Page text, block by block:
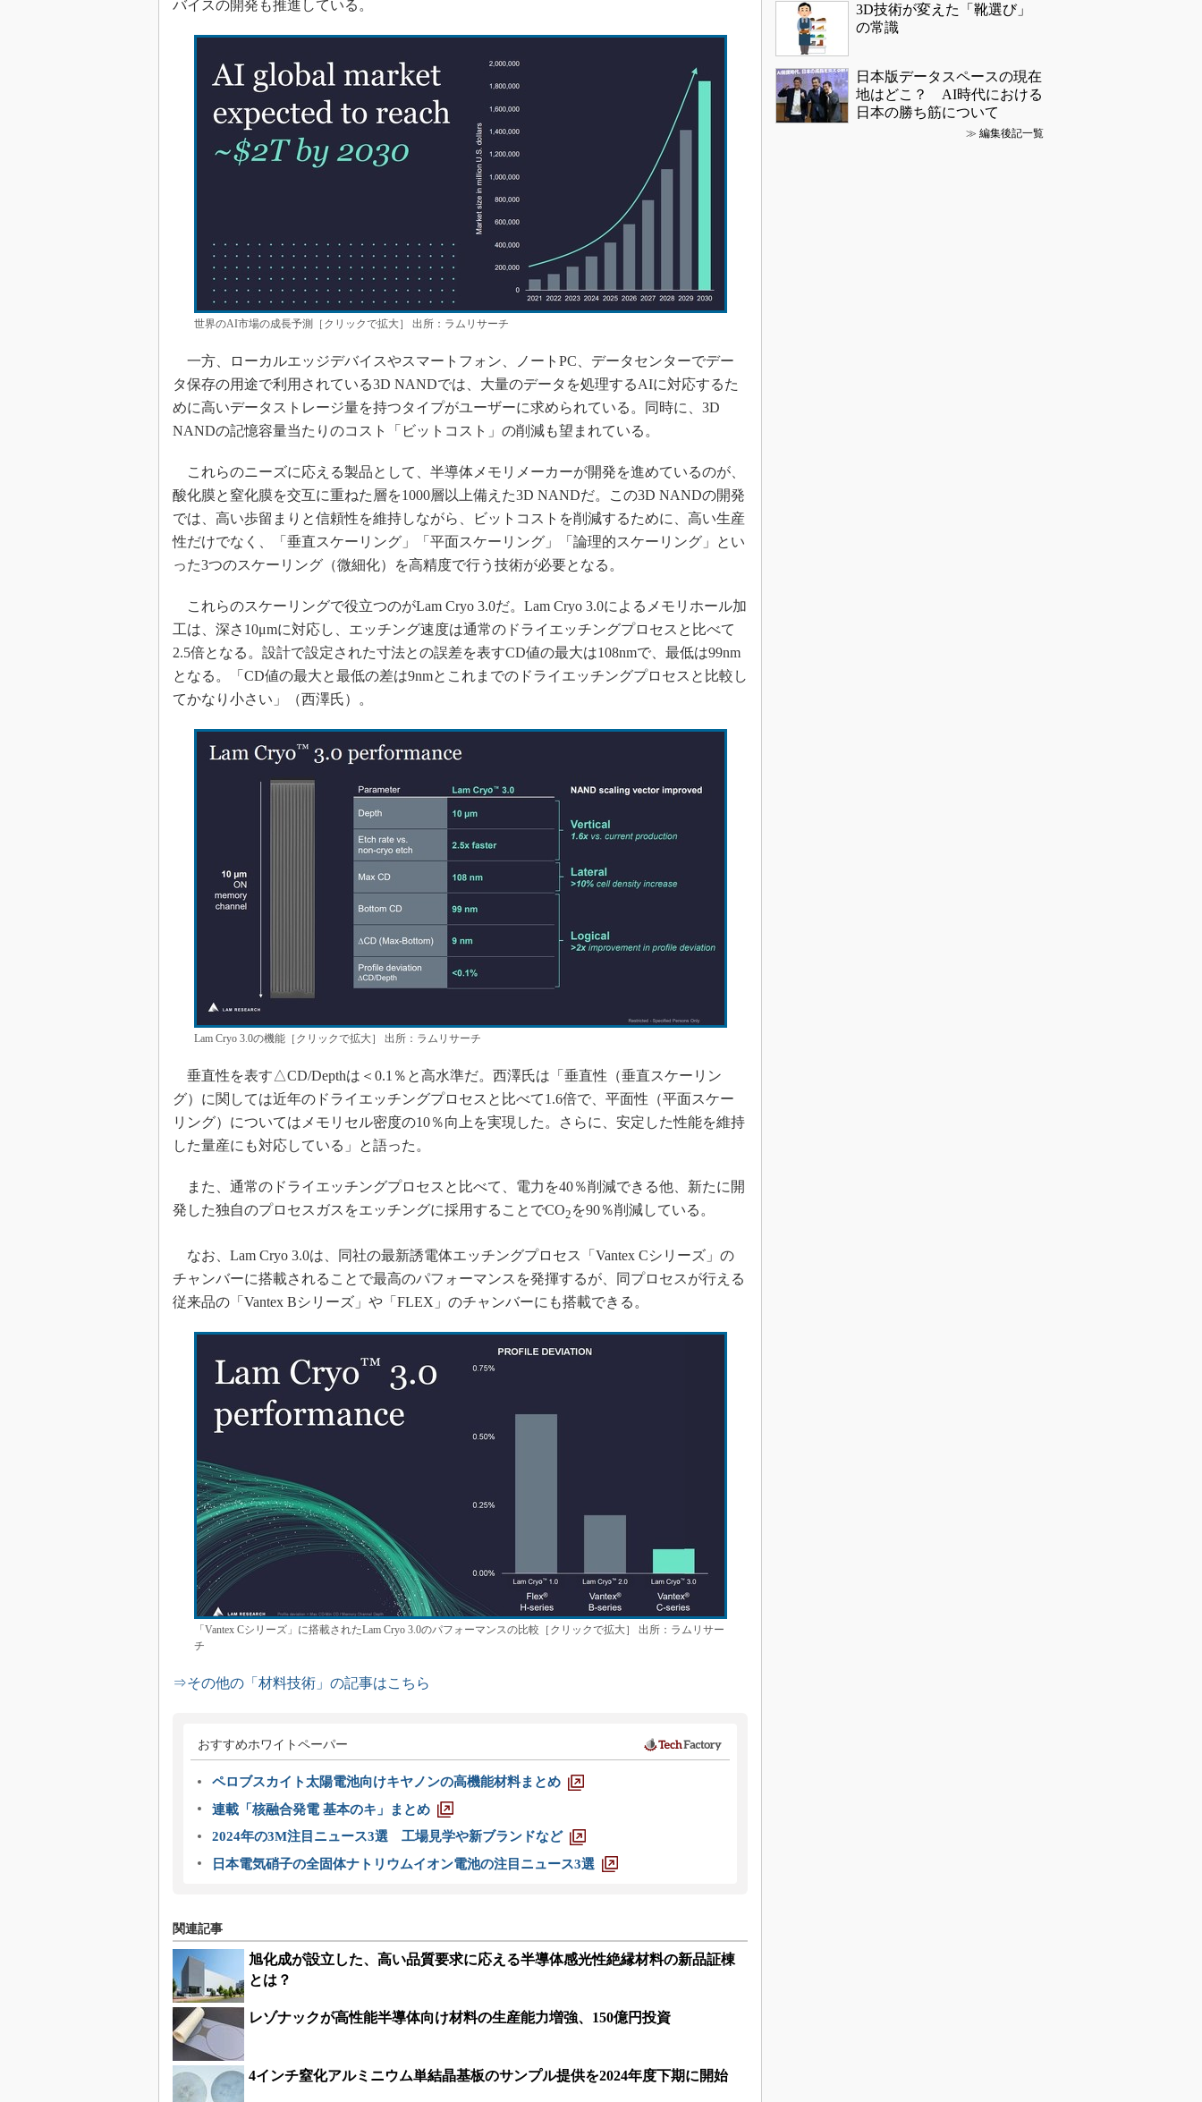
バイスの開発も推進している。
世界のAI市場の成長予測［クリックで拡大］ 出所：ラムリサーチ
一方、ローカルエッジデバイスやスマートフォン、ノートPC、データセンターでデー
タ保存の用途で利用されている3D NANDでは、大量のデータを処理するAIに対応するた
めに高いデータストレージ量を持つタイプがユーザーに求められている。同時に、3D
NANDの記憶容量当たりのコスト「ビットコスト」の削減も望まれている。
これらのニーズに応える製品として、半導体メモリメーカーが開発を進めているのが、
酸化膜と窒化膜を交互に重ねた層を1000層以上備えた3D NANDだ。この3D NANDの開発
では、高い歩留まりと信頼性を維持しながら、ビットコストを削減するために、高い生産
性だけでなく、「垂直スケーリング」「平面スケーリング」「論理的スケーリング」とい
った3つのスケーリング（微細化）を高精度で行う技術が必要となる。
これらのスケーリングで役立つのがLam Cryo 3.0だ。Lam Cryo 3.0によるメモリホール加
工は、深さ10μmに対応し、エッチング速度は通常のドライエッチングプロセスと比べて
2.5倍となる。設計で設定された寸法との誤差を表すCD値の最大は108nmで、最低は99nm
となる。「CD値の最大と最低の差は9nmとこれまでのドライエッチングプロセスと比較し
てかなり小さい」（西澤氏）。
Lam Cryo 3.0の機能［クリックで拡大］ 出所：ラムリサーチ
垂直性を表す△CD/Depthは＜0.1％と高水準だ。西澤氏は「垂直性（垂直スケーリン
グ）に関しては近年のドライエッチングプロセスと比べて1.6倍で、平面性（平面スケー
リング）についてはメモリセル密度の10％向上を実現した。さらに、安定した性能を維持
した量産にも対応している」と語った。
また、通常のドライエッチングプロセスと比べて、電力を40％削減できる他、新たに開
発した独自のプロセスガスをエッチングに採用することでCO2 を90％削減している。
なお、Lam Cryo 3.0は、同社の最新誘電体エッチングプロセス「Vantex Cシリーズ」の
チャンバーに搭載されることで最高のパフォーマンスを発揮するが、同プロセスが行える
従来品の「Vantex Bシリーズ」や「FLEX」のチャンバーにも搭載できる。
「Vantex Cシリーズ」に搭載されたLam Cryo 3.0のパフォーマンスの比較［クリックで拡大］ 出所：ラムリサー
チ
⇒その他の「材料技術」の記事はこちら
おすすめホワイトペーパー
ペロブスカイト太陽電池向けキヤノンの高機能材料まとめ
連載「核融合発電 基本のキ」まとめ
2024年の3M注目ニュース3選 工場見学や新ブランドなど
日本電気硝子の全固体ナトリウムイオン電池の注目ニュース3選
関連記事
旭化成が設立した、高い品質要求に応える半導体感光性絶縁材料の新品証棟
とは？
レゾナックが高性能半導体向け材料の生産能力増強、150億円投資
4インチ窒化アルミニウム単結晶基板のサンプル提供を2024年度下期に開始
3D技術が変えた「靴選び」
の常識
日本版データスペースの現在
地はどこ？ AI時代における
日本の勝ち筋について
≫ 編集後記一覧